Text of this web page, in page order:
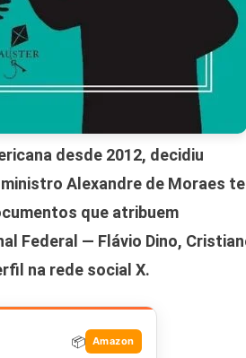
desde 2012, decidiu
Alexandre de Moraes
que atribuem
Federal — Flávio Dino,
na rede social X.
📦 Amazon